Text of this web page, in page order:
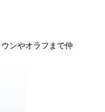
ンやオラフまで仲